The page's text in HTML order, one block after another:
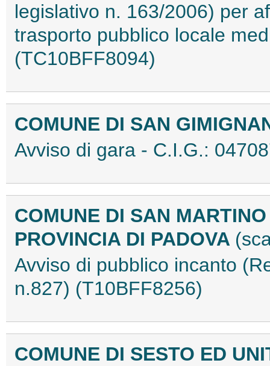
legislativo n. 163/2006) per
trasporto pubblico locale
(TC10BFF8094)
COMUNE DI SAN
Avviso di gara - C.I.G.:
COMUNE DI SAN
PROVINCIA DI PADOVA
Avviso di pubblico incanto
n.827) (T10BFF8256)
COMUNE DI SESTO ED